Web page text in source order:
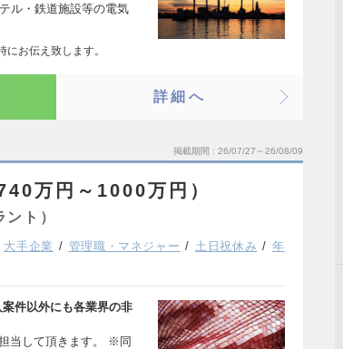
ル・鉄道施設等の電気
お伝え致します。
詳細へ
掲載期間 26/07/27～26/08/09
万円～1000万円）
ト）
大手企業 管理職・マネジャー 土日祝休み
年
件以外にも各業界の非
当して頂きます。 ※同